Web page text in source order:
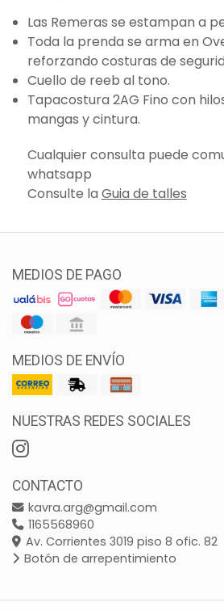
Las Remeras se estampan a
Toda la prenda se arma en
reforzando costuras de
Cuello de reeb al tono.
Tapacostura 2AG Fino con
mangas y cintura.
Cualquier consulta puede
whatsapp
Consulte la Guia de talles
MEDIOS DE PAGO
MEDIOS DE ENVÍO
NUESTRAS REDES SOCIALES
CONTACTO
kavra.arg@gmail.com
1165568960
Av. Corrientes 3019 piso 8 ofic. 82
Botón de arrepentimiento